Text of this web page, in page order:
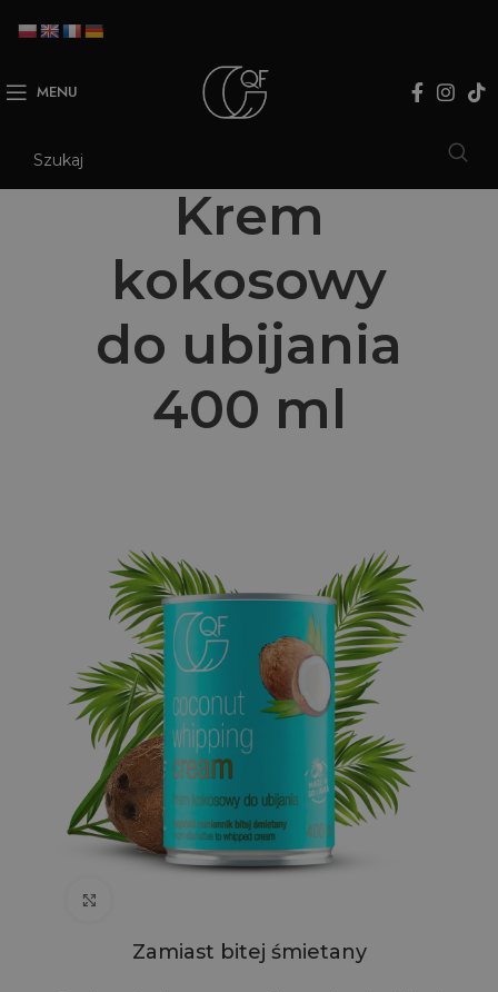
MENU
Krem
kokosowy
do ubijania
400 ml
Zamiast bitej śmietany